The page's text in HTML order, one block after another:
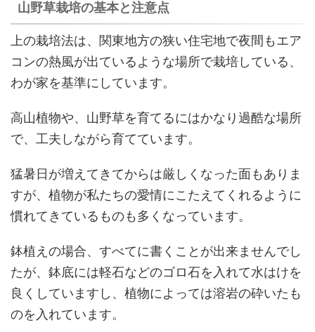
山野草栽培の基本と注意点
上の栽培法は、関東地方の狭い住宅地で夜間もエア
コンの熱風が出ているような場所で栽培している、
わが家を基準にしています。
高山植物や、山野草を育てるにはかなり過酷な場所
で、工夫しながら育てています。
猛暑日が増えてきてからは厳しくなった面もありま
すが、植物が私たちの愛情にこたえてくれるように
慣れてきているものも多くなっています。
鉢植えの場合、すべてに書くことが出来ませんでし
たが、鉢底には軽石などのゴロ石を入れて水はけを
良くしていますし、植物によっては溶岩の砕いたも
のを入れています。